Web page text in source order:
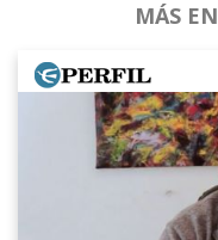
MÁS EN